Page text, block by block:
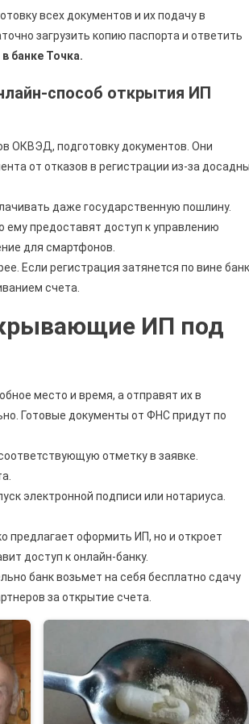
всех документов и их подачу в
загрузить копию паспорта и ответить
банке Точка.
способ открытия ИП
ОКВЭД, подготовку документов. Они
от отказов в регистрации из-за
даже государственную пошлину.
ему предоставят доступ к управлению
для смартфонов.
Если регистрация затянется по вине
счета.
ИП под
место и время, а отправят их в
Готовые документы от ФНС придут по
отметку в заявке.
электронной подписи или нотариуса.
предлагает оформить ИП, но и откроет
доступ к онлайн-банку.
банк возьмет на себя бесплатно сдачу
за открытие счета.